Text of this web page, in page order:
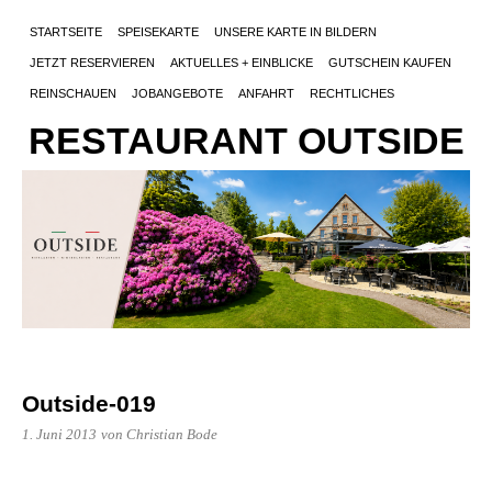
STARTSEITE SPEISEKARTE UNSERE KARTE IN BILDERN
JETZT RESERVIEREN AKTUELLES + EINBLICKE GUTSCHEIN KAUFEN
REINSCHAUEN JOBANGEBOTE ANFAHRT RECHTLICHES
RESTAURANT OUTSIDE
Outside-019
1. Juni 2013 von Christian Bode